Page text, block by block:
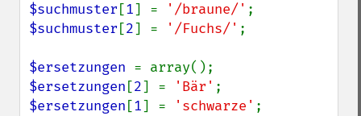
$suchmuster [1] = '/braune/'
$suchmuster [2] = '/Fuchs/' ;
$ersetzungen
$ersetzungen [2] = 'Bär'
$ersetzungen [1] = 'schwarze'